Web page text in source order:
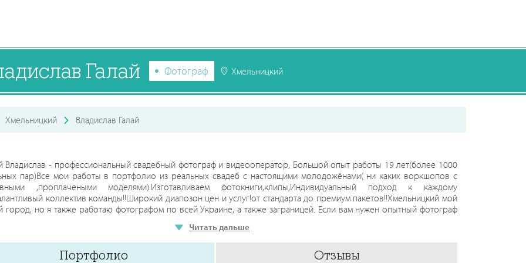
Галай Фотограф Хмельницкий
Хмельницкий Владислав Галай
Владислав - профессиональный свадебный фотограф и видеооператор, Большой опыт работы 19 лет(более 1000
пар)Все мои работы в портфолио из реальных свадеб с настоящими молодожёнами( ни каких воркшопов с
,проплачеными моделями).Изготавливаем фотокниги,клипы,Индивидуальный подход к каждому
коллектив команды!!Широкий диапозон цен и услуг!от стандарта до премиум пакетов!!Хмельницкий мой
город, но я также работаю фотографом по всей Украине, а также заграницей. Если вам нужен опытный фотограф
свою работу и как свадебный фотограф на протяжении многих лет делаю все возможное, чтобы фотографии
были безупречны, и радовали вас и ваших близких долгие годы! Как и многих популярных свадебные
Хмельницкого и Хмельницкой области я предлагаю различные фотосессии на выезде , однако моя
Читать дальше
Портфолио Отзывы